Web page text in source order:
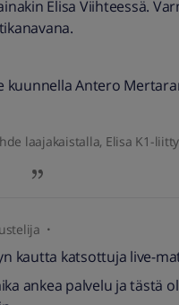
Elisa Viihteessä.
kuunnella Antero
laajakaistalla, Elisa K1-
kautta katsottuja live-
ankea palvelu ja tästä